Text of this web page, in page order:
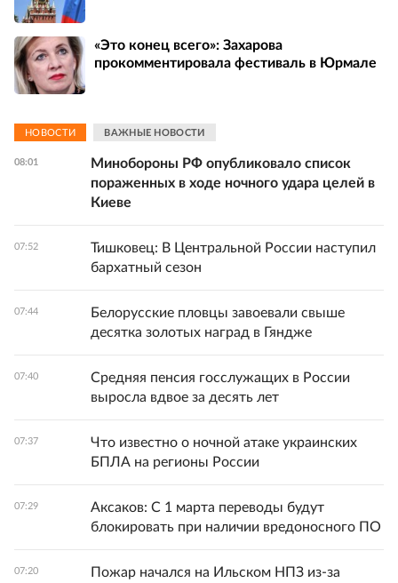
«Это конец всего»: Захарова
прокомментировала фестиваль в Юрмале
НОВОСТИ ВАЖНЫЕ НОВОСТИ
08:01
Минобороны РФ опубликовало список
пораженных в ходе ночного удара целей в
Киеве
07:52
Тишковец: В Центральной России наступил
бархатный сезон
07:44
Белорусские пловцы завоевали свыше
десятка золотых наград в Гяндже
07:40
Средняя пенсия госслужащих в России
выросла вдвое за десять лет
07:37
Что известно о ночной атаке украинских
БПЛА на регионы России
07:29
Аксаков: С 1 марта переводы будут
блокировать при наличии вредоносного ПО
07:20
Пожар начался на Ильском НПЗ из-за